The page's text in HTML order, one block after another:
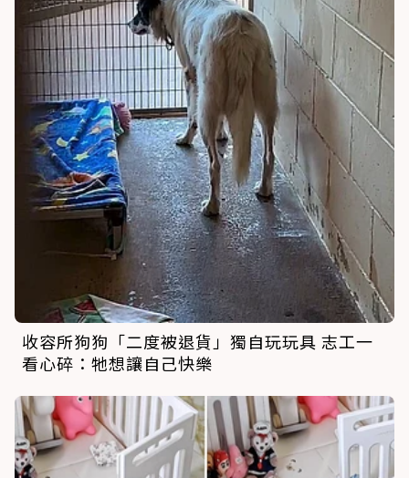
收容所狗狗「二度被退貨」獨自玩玩具 志工一
看心碎：牠想讓自己快樂